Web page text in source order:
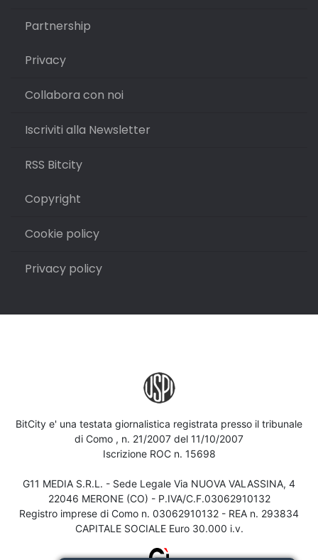
Partnership
Privacy
Collabora con noi
Iscriviti alla Newsletter
RSS Bitcity
Copyright
Cookie policy
Privacy policy
BitCity e' una testata giornalistica registrata presso il tribunale
di Como , n. 21/2007 del 11/10/2007
Iscrizione ROC n. 15698
G11 MEDIA S.R.L. - Sede Legale Via NUOVA VALASSINA, 4
22046 MERONE (CO) - P.IVA/C.F.03062910132
Registro imprese di Como n. 03062910132 - REA n. 293834
CAPITALE SOCIALE Euro 30.000 i.v.